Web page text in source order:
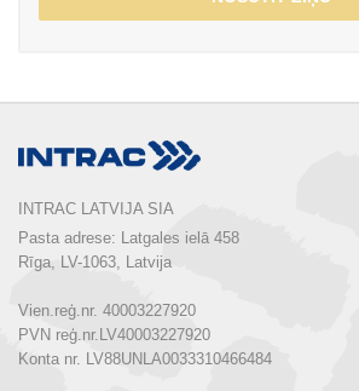
INTRAC LATVIJA SIA
Pasta adrese: Latgales ielā 458
Rīga, LV-1063, Latvija
Vien.reģ.nr. 40003227920
PVN reģ.nr.LV40003227920
Konta nr. LV88UNLA0033310466484